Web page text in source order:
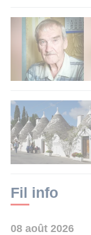
Fil info
08 août 2026